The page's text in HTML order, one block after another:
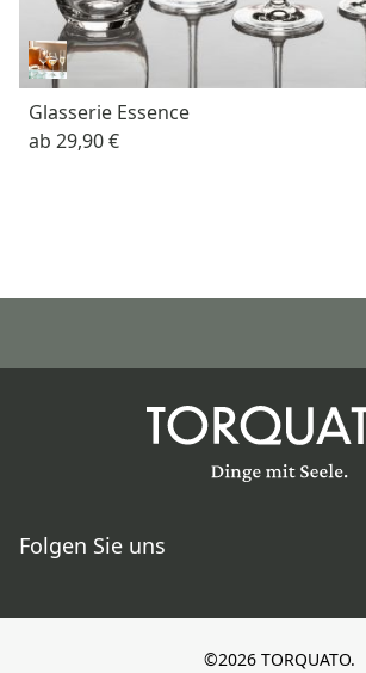
Glasserie Essence
ab 29,90 €
Folgen Sie uns
©2026 TORQUATO.